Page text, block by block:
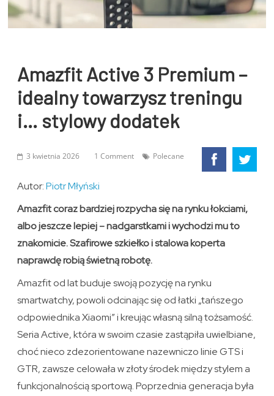
Amazfit Active 3 Premium –
idealny towarzysz treningu
i… stylowy dodatek
3 kwietnia 2026 1 Comment Polecane
Autor:Piotr Młyński
Amazfit coraz bardziej rozpycha się na rynku łokciami,
albo jeszcze lepiej – nadgarstkami i wychodzi mu to
znakomicie. Szafirowe szkiełko i stalowa koperta
naprawdę robią świetną robotę.
Amazfit od lat buduje swoją pozycję na rynku
smartwatchy, powoli odcinając się od łatki „tańszego
odpowiednika Xiaomi” i kreując własną silną tożsamość.
Seria Active, która w swoim czasie zastąpiła uwielbiane,
choć nieco zdezorientowane nazewniczo linie GTS i
GTR, zawsze celowała w złoty środek między stylem a
funkcjonalnością sportową. Poprzednia generacja była